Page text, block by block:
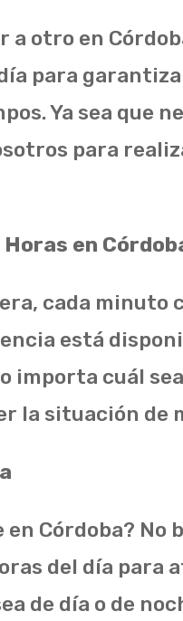
otro en
para
Ya sea que
para
en
cada minuto
está
importa cuál
la situación de
Córdoba? No
del día para
de día o de